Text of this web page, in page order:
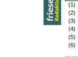
(1)
(2)
(3)
(4)
(5)
(6)